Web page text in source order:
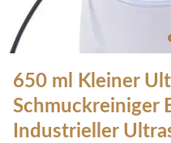
650 ml Kleiner
Schmuckreiniger
Industrieller